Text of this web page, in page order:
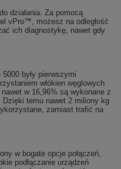
działania. Za pomocą
vPro™, możesz na odległość
ich diagnostykę, nawet gdy
były pierwszymi
włókien węglowych
w 16,96% są wykonane z
Dzięki temu nawet 2 miliony kg
zamiast trafić na
w bogate opcje połączeń,
podłączanie urządzeń